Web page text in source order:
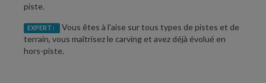
piste.
EXPERT :
Vous êtes à l'aise sur tous types de pistes et de
terrain, vous maîtrisez le carving et avez déjà évolué en
hors-piste.